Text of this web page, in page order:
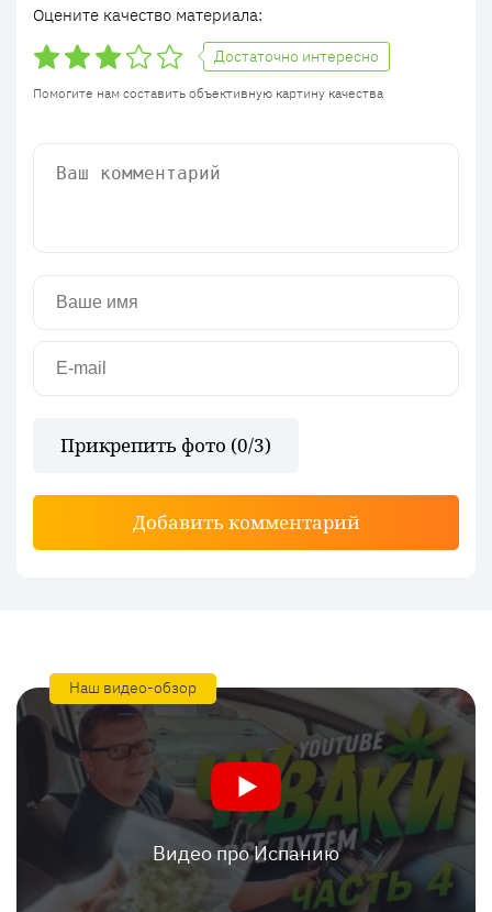
Оцените качество материала:
Достаточно интересно
Помогите нам составить объективную картину качества
Прикрепить фото (0/3)
Добавить комментарий
Наш видео-обзор
Видео про Испанию